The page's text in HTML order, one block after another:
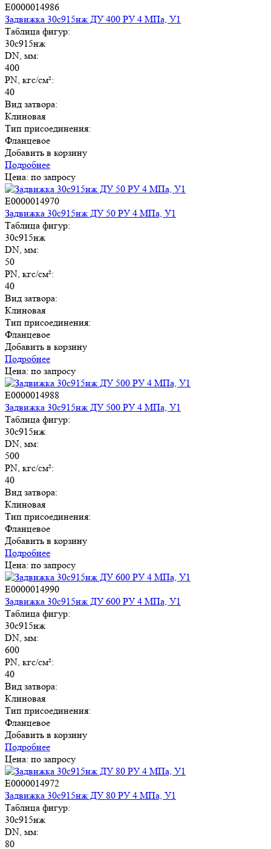
E0000014986
Задвижка 30с915нж ДУ 400 РУ 4 МПа, У1
Таблица фигур:
30с915нж
DN, мм:
400
PN, кгс/см²:
40
Вид затвора:
Клиновая
Тип присоединения:
Фланцевое
Добавить в корзину
Подробнее
Цена: по запросу
E0000014970
Задвижка 30с915нж ДУ 50 РУ 4 МПа, У1
Таблица фигур:
30с915нж
DN, мм:
50
PN, кгс/см²:
40
Вид затвора:
Клиновая
Тип присоединения:
Фланцевое
Добавить в корзину
Подробнее
Цена: по запросу
E0000014988
Задвижка 30с915нж ДУ 500 РУ 4 МПа, У1
Таблица фигур:
30с915нж
DN, мм:
500
PN, кгс/см²:
40
Вид затвора:
Клиновая
Тип присоединения:
Фланцевое
Добавить в корзину
Подробнее
Цена: по запросу
E0000014990
Задвижка 30с915нж ДУ 600 РУ 4 МПа, У1
Таблица фигур:
30с915нж
DN, мм:
600
PN, кгс/см²:
40
Вид затвора:
Клиновая
Тип присоединения:
Фланцевое
Добавить в корзину
Подробнее
Цена: по запросу
E0000014972
Задвижка 30с915нж ДУ 80 РУ 4 МПа, У1
Таблица фигур:
30с915нж
DN, мм:
80